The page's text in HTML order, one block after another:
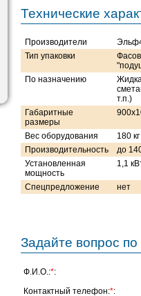
Технические
Производители
Тип упаковки
По назначению
т.п.)
Габаритные
размеры
Вес оборудования
180 кг
Производительность
до
Установленная
мощность
1,1
Спецпредложение нет
Задайте вопрос по
Ф.И.О.:*:
Контактный телефон:*: